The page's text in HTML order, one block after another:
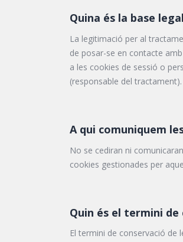
Quina és la base
La legitimació per al
de posar-se en contacte
a les cookies de sessió o
(responsable del tractament).
A qui comuniquem
No se cediran ni
cookies gestionades per
Quin és el termini de
El termini de conservació de